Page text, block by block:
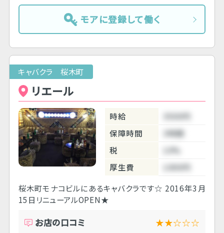
モアに登録して働く
キャバクラ 桜木町
リエール
時給
3500円
保障時間
3時間
税
10%
厚生費
1000円
桜木町モナコビルにあるキャバクラです☆ 2016年3月
15日リニューアルOPEN★
お店の口コミ ★★☆☆☆